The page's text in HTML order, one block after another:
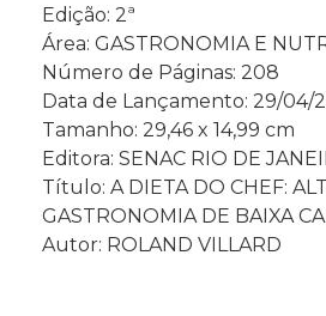
Edição: 2ª
Área: GASTRONOMIA E
Número de Páginas: 208
Data de Lançamento: 29/04/
Tamanho: 29,46 x 14,99 cm
Editora: SENAC RIO DE
Título: A DIETA DO CHEF:
GASTRONOMIA DE BAIXA
Autor: ROLAND VILLARD